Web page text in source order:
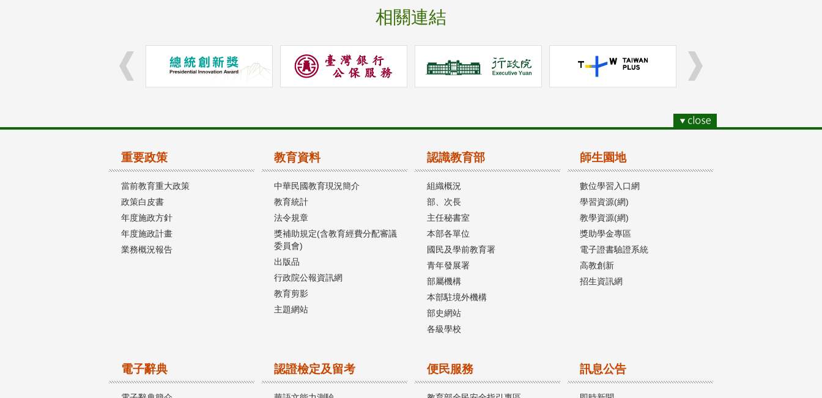
相關連結
重要政策
當前教育重大政策
政策白皮書
年度施政方針
年度施政計畫
業務概況報告
教育資料
中華民國教育現況簡介
教育統計
法令規章
獎補助規定(含教育經費分配審議
委員會)
出版品
行政院公報資訊網
教育剪影
主題網站
認識教育部
組織概況
部、次長
主任秘書室
本部各單位
國民及學前教育署
青年發展署
部屬機構
本部駐境外機構
部史網站
各級學校
師生園地
數位學習入口網
學習資源(網)
教學資源(網)
獎助學金專區
電子證書驗證系統
高教創新
招生資訊網
電子辭典 認證檢定及留考 便民服務 訊息公告